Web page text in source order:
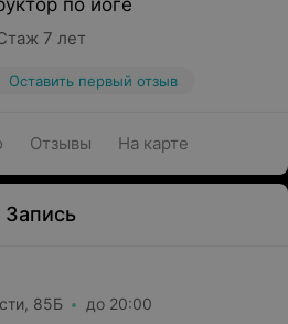
по йоге
7 лет
Оставить первый отзыв
Отзывы На карте
Запись
85Б до 20:00